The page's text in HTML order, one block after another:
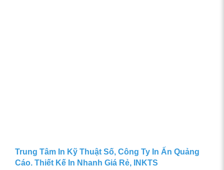
Trung Tâm In Kỹ Thuật Số, Công Ty In Ấn Quảng
Cáo. Thiết Kế In Nhanh Giá Rẻ, INKTS